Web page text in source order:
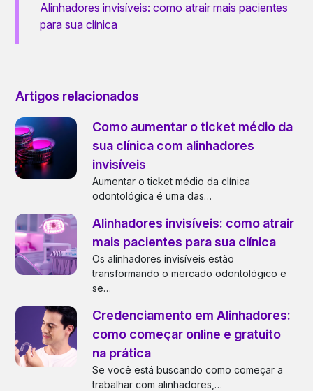
Alinhadores invisíveis: como atrair mais pacientes
para sua clínica
Artigos relacionados
Como aumentar o ticket médio da
sua clínica com alinhadores
invisíveis
Aumentar o ticket médio da clínica
odontológica é uma das…
Alinhadores invisíveis: como atrair
mais pacientes para sua clínica
Os alinhadores invisíveis estão
transformando o mercado odontológico e
se…
Credenciamento em Alinhadores:
como começar online e gratuito
na prática
Se você está buscando como começar a
trabalhar com alinhadores,…